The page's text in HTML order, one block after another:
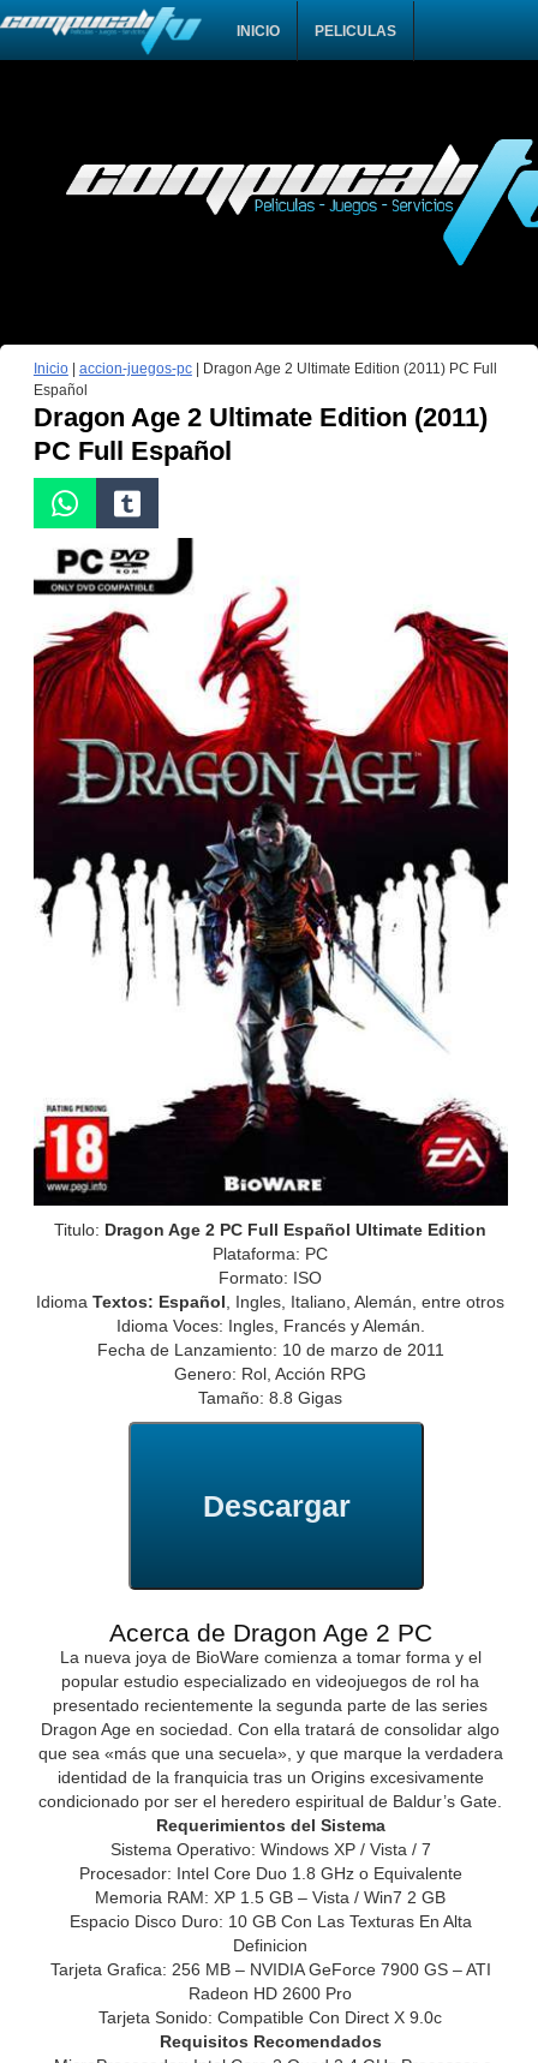
INICIO PELICULAS
Inicio| accion-juegos-pc|
Dragon Age 2 Ultimate Edition (2011) PC Full
Español
Dragon Age 2 Ultimate Edition (2011)
PC Full Español
Titulo: Dragon Age 2 PC Full Español Ultimate Edition
Plataforma: PC
Formato: ISO
IdiomaTextos: Español, Ingles, Italiano, Alemán, entre otros
Idioma Voces: Ingles, Francés y Alemán.
Fecha de Lanzamiento: 10 de marzo de 2011
Genero: Rol, Acción RPG
Tamaño: 8.8 Gigas
Descargar
Acerca de Dragon Age 2 PC
La nueva joya de BioWare comienza a tomar forma y el
popular estudio especializado en videojuegos de rol ha
presentado recientemente la segunda parte de las series
Dragon Age en sociedad. Con ella tratará de consolidar algo
que sea «más que una secuela», y que marque la verdadera
identidad de la franquicia tras un Origins excesivamente
condicionado por ser el heredero espiritual de Baldur’s Gate.
Requerimientos del Sistema
Sistema Operativo: Windows XP / Vista / 7
Procesador: Intel Core Duo 1.8 GHz o Equivalente
Memoria RAM: XP 1.5 GB – Vista / Win7 2 GB
Espacio Disco Duro: 10 GB Con Las Texturas En Alta
Definicion
Tarjeta Grafica: 256 MB – NVIDIA GeForce 7900 GS – ATI
Radeon HD 2600 Pro
Tarjeta Sonido: Compatible Con Direct X 9.0c
Requisitos Recomendados